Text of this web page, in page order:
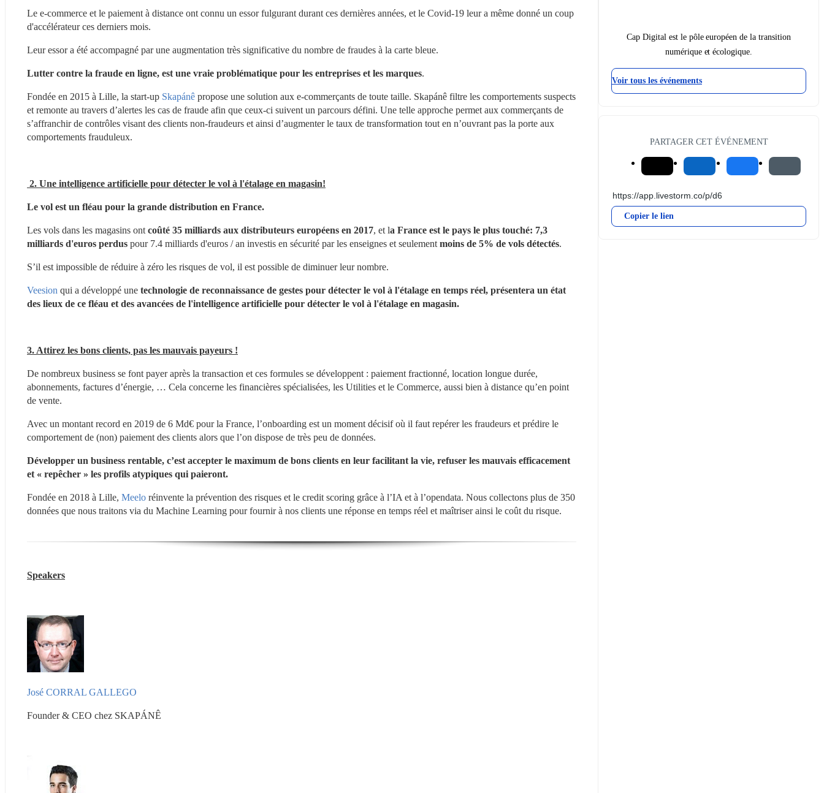
Le e-commerce et le paiement à distance ont connu un essor fulgurant durant ces dernières années, et le Covid-19 leur a même donné un coup
d'accélérateur ces derniers mois.
Leur essor a été accompagné par une augmentation très significative du nombre de fraudes à la carte bleue.
Lutter contre la fraude en ligne, est une vraie problématique pour les entreprises et les marques.
Fondée en 2015 à Lille, la start-up Skapánê propose une solution aux e-commerçants de toute taille. Skapánê filtre les comportements suspects
et remonte au travers d’alertes les cas de fraude afin que ceux-ci suivent un parcours défini. Une telle approche permet aux commerçants de
s’affranchir de contrôles visant des clients non-fraudeurs et ainsi d’augmenter le taux de transformation tout en n’ouvrant pas la porte aux
comportements frauduleux.
2. Une intelligence artificielle pour détecter le vol à l'étalage en magasin!
Le vol est un fléau pour la grande distribution en France.
Les vols dans les magasins ont coûté 35 milliards aux distributeurs européens en 2017, et la France est le pays le plus touché: 7,3
milliards d'euros perdus pour 7.4 milliards d'euros / an investis en sécurité par les enseignes et seulement moins de 5% de vols détectés.
S’il est impossible de réduire à zéro les risques de vol, il est possible de diminuer leur nombre.
Veesion qui a développé une technologie de reconnaissance de gestes pour détecter le vol à l'étalage en temps réel, présentera un état
des lieux de ce fléau et des avancées de l'intelligence artificielle pour détecter le vol à l'étalage en magasin.
3. Attirez les bons clients, pas les mauvais payeurs !
De nombreux business se font payer après la transaction et ces formules se développent : paiement fractionné, location longue durée,
abonnements, factures d’énergie, … Cela concerne les financières spécialisées, les Utilities et le Commerce, aussi bien à distance qu’en point
de vente.
Avec un montant record en 2019 de 6 Md€ pour la France, l’onboarding est un moment décisif où il faut repérer les fraudeurs et prédire le
comportement de (non) paiement des clients alors que l’on dispose de très peu de données.
Développer un business rentable, c’est accepter le maximum de bons clients en leur facilitant la vie, refuser les mauvais efficacement
et « repêcher » les profils atypiques qui paieront.
Fondée en 2018 à Lille, Meelo réinvente la prévention des risques et le credit scoring grâce à l’IA et à l’opendata. Nous collectons plus de 350
données que nous traitons via du Machine Learning pour fournir à nos clients une réponse en temps réel et maîtriser ainsi le coût du risque.
Speakers
José CORRAL GALLEGO
Founder & CEO chez SKAPÁNÊ
Cap Digital est le pôle européen de la transition
numérique et écologique.
Voir tous les événements
PARTAGER CET ÉVÉNEMENT
Copier le lien